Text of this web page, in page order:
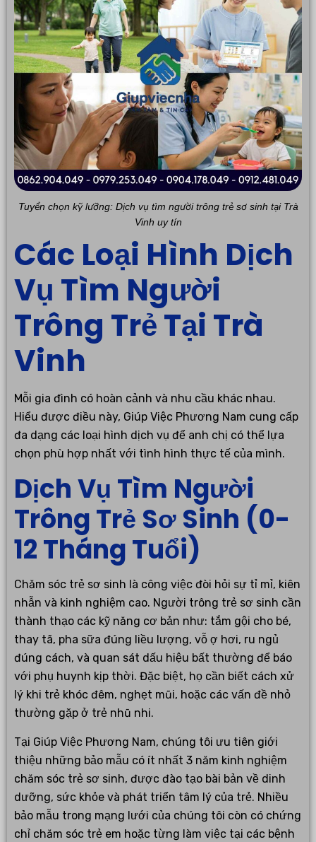
Tuyển chọn kỹ lưỡng: Dịch vụ tìm người trông trẻ sơ sinh tại Trà
Vinh uy tín
Các Loại Hình Dịch
Vụ Tìm Người
Trông Trẻ Tại Trà
Vinh
Mỗi gia đình có hoàn cảnh và nhu cầu khác nhau.
Hiểu được điều này, Giúp Việc Phương Nam cung cấp
đa dạng các loại hình dịch vụ để anh chị có thể lựa
chọn phù hợp nhất với tình hình thực tế của mình.
Dịch Vụ Tìm Người
Trông Trẻ Sơ Sinh (0-
12 Tháng Tuổi)
Chăm sóc trẻ sơ sinh là công việc đòi hỏi sự tỉ mỉ, kiên
nhẫn và kinh nghiệm cao. Người trông trẻ sơ sinh cần
thành thạo các kỹ năng cơ bản như: tắm gội cho bé,
thay tã, pha sữa đúng liều lượng, vỗ ợ hơi, ru ngủ
đúng cách, và quan sát dấu hiệu bất thường để báo
với phụ huynh kịp thời. Đặc biệt, họ cần biết cách xử
lý khi trẻ khóc đêm, nghẹt mũi, hoặc các vấn đề nhỏ
thường gặp ở trẻ nhũ nhi.
Tại Giúp Việc Phương Nam, chúng tôi ưu tiên giới
thiệu những bảo mẫu có ít nhất 3 năm kinh nghiệm
chăm sóc trẻ sơ sinh, được đào tạo bài bản về dinh
dưỡng, sức khỏe và phát triển tâm lý của trẻ. Nhiều
bảo mẫu trong mạng lưới của chúng tôi còn có chứng
chỉ chăm sóc trẻ em hoặc từng làm việc tại các bệnh